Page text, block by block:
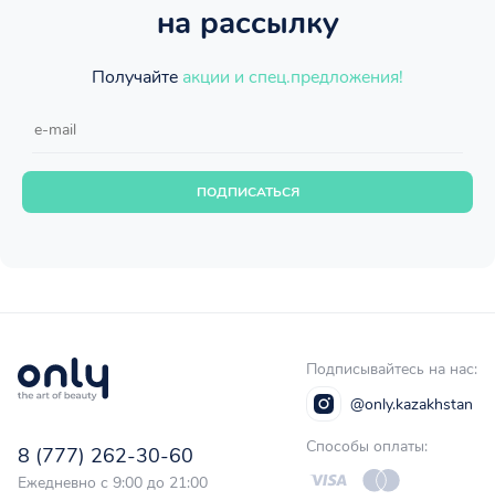
на рассылку
Получайте акции и спец.предложения!
ПОДПИСАТЬСЯ
8 (777) 262-30-60
Ежедневно с 9:00 до 21:00
Подписывайтесь на нас:
@only.kazakhstan
Способы оплаты: